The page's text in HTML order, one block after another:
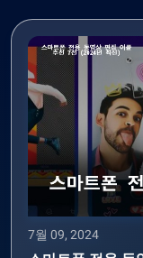
7월 09, 2024